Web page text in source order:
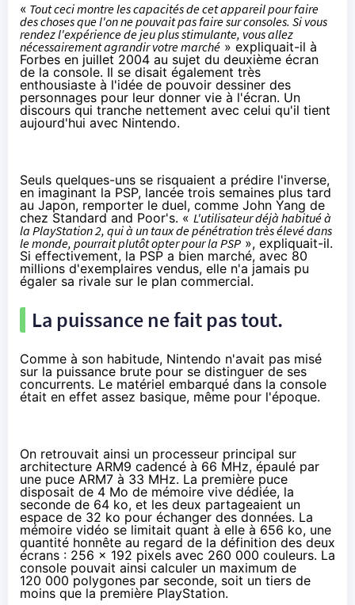
« Tout ceci montre les capacités de cet appareil pour faire
des choses que l'on ne pouvait pas faire sur consoles. Si vous
rendez l'expérience de jeu plus stimulante, vous allez
nécessairementagrandir votre marché » expliquait-il à
Forbes en juillet 2004 au sujet du deuxième écran
de la console. Il se disait également très
enthousiaste à l'idée de pouvoir dessiner des
personnages pour leur donner vie à l'écran. Un
discours qui tranche nettement avec celui qu'il tient
aujourd'hui avec Nintendo.
Seuls quelques-uns se risquaient a prédire l'inverse,
en imaginant la PSP, lancée trois semaines plus tard
au Japon, remporter le duel, comme John Yang de
chez Standard and Poor's. « L'utilisateur déjà habitué à
la PlayStation 2, qui à un taux de pénétration très élevé dans
le monde, pourrait plutôt opter pour la PSP », expliquait-il.
Si effectivement, la PSP a bien marché, avec 80
millions d'exemplaires vendus, elle n'a jamais pu
égaler sa rivale sur le plan commercial.
La puissance ne fait pas tout.
Comme à son habitude, Nintendo n'avait pas misé
sur la puissance brute pour se distinguer de ses
concurrents. Le matériel embarqué dans la console
était en effet assez basique, même pour l'époque.
On retrouvait ainsi un processeur principal sur
architecture ARM9 cadencé à 66 MHz, épaulé par
une puce ARM7 à 33 MHz. La première puce
disposait de 4 Mo de mémoire vive dédiée, la
seconde de 64 ko, et les deux partageaient un
espace de 32 ko pour échanger des données. La
mémoire vidéo se limitait quant à elle à 656 ko, une
quantité honnête au regard de la définition des deux
écrans : 256 x 192 pixels avec 260 000 couleurs. La
console pouvait ainsi calculer un maximum de
120 000 polygones par seconde, soit un tiers de
moins que la première PlayStation.